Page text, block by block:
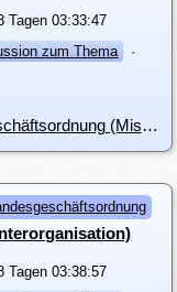
Tagen 03:33:47
zum Thema
·
i2756: Entfernung von §13der Landesgeschäftsordnung (Misstrauensanträge)
Tagen 03:38:57